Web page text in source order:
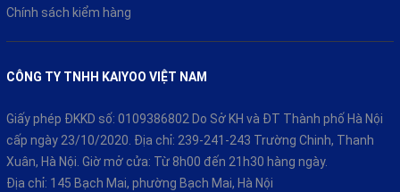
Chính sách kiểm hàng
CÔNG TY TNHH KAIYOO VIỆT NAM
Giấy phép ĐKKD số: 0109386802 Do Sở KH và ĐT Thành phố Hà Nội
cấp ngày 23/10/2020. Địa chỉ: 239-241-243 Trường Chinh, Thanh
Xuân, Hà Nội. Giờ mở cửa: Từ 8h00 đến 21h30 hàng ngày.
Địa chỉ: 145 Bạch Mai, phường Bạch Mai, Hà Nội